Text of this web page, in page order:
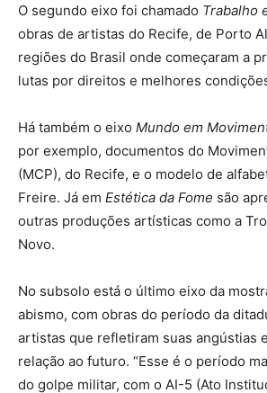
O segundo eixo foi chamado Trabalho
obras de artistas do Recife, de Porto
regiões do Brasil onde começaram a
lutas por direitos e melhores
Há também o eixo Mundo em
por exemplo, documentos do
(MCP), do Recife, e o modelo de
Freire. Já em Estética da Fome são
outras produções artísticas como a
Novo.
No subsolo está o último eixo da
abismo, com obras do período da
artistas que refletiram suas angústias
relação ao futuro. “Esse é o período
do golpe militar, com o AI-5 (Ato